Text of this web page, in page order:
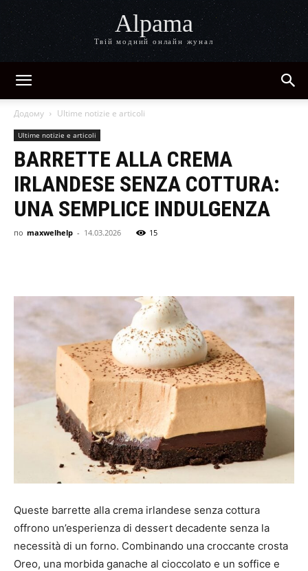
Alpama
Твій модний онлайн жунал
Додому Ultime notizie e articoli
Ultime notizie e articoli
BARRETTE ALLA CREMA
IRLANDESE SENZA COTTURA:
UNA SEMPLICE INDULGENZA
по maxwelhelp - 14.03.2026 15
Queste barrette alla crema irlandese senza cottura
offrono un’esperienza di dessert decadente senza la
necessità di un forno. Combinando una croccante crosta
Oreo, una morbida ganache al cioccolato e un soffice e